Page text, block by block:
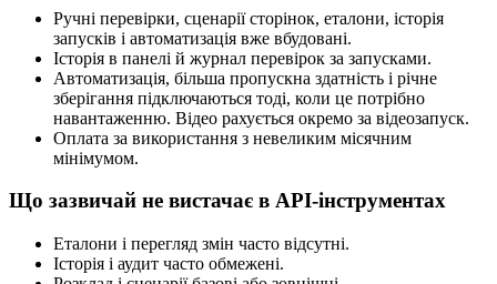
Ручні перевірки, сценарії сторінок, еталони, історія
запусків і автоматизація вже вбудовані.
Історія в панелі й журнал перевірок за запусками.
Автоматизація, більша пропускна здатність і річне
зберігання підключаються тоді, коли це потрібно
навантаженню. Відео рахується окремо за відеозапуск.
Оплата за використання з невеликим місячним
мінімумом.
Що зазвичай не вистачає в API-інструментах
Еталони і перегляд змін часто відсутні.
Історія і аудит часто обмежені.